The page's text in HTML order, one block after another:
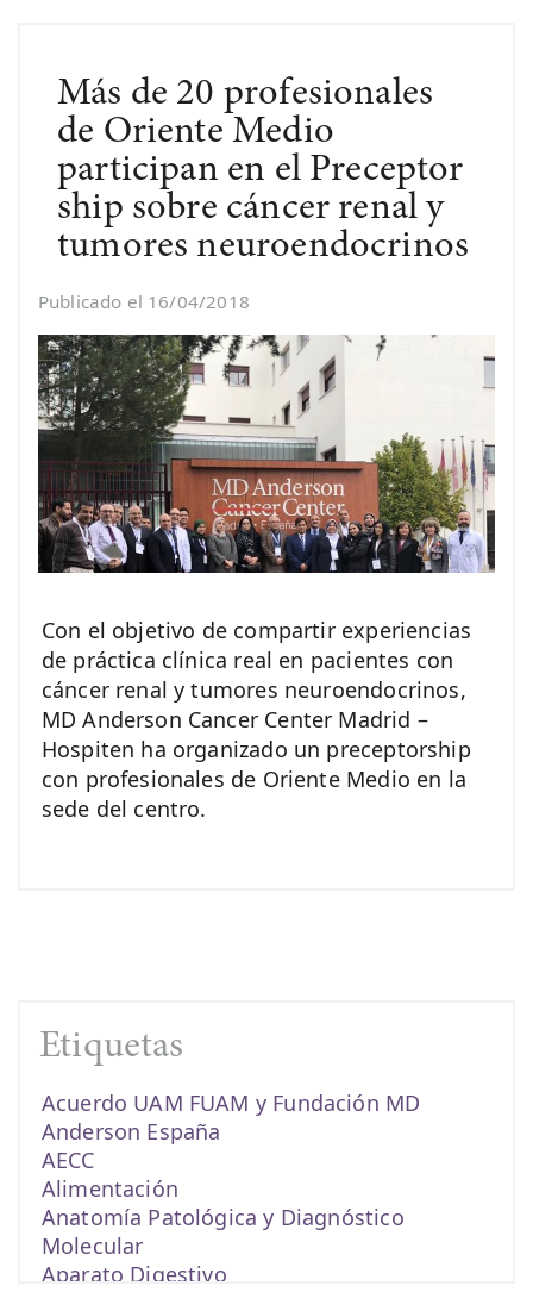
Más de 20 profesionales
de Oriente Medio
participan en el Preceptor
ship sobre cáncer renal y
tumores neuroendocrinos
Publicado el 16/04/2018
Con el objetivo de compartir experiencias
de práctica clínica real en pacientes con
cáncer renal y tumores neuroendocrinos,
MD Anderson Cancer Center Madrid –
Hospiten ha organizado un preceptorship
con profesionales de Oriente Medio en la
sede del centro.
Etiquetas
Acuerdo UAM FUAM y Fundación MD
Anderson España
AECC
Alimentación
Anatomía Patológica y Diagnóstico
Molecular
Aparato Digestivo